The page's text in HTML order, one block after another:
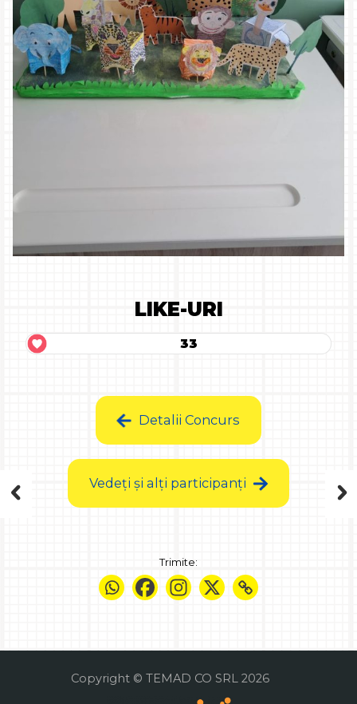
LIKE-URI
33
Detalii Concurs
Vedeți și alți participanți
Trimite:
Copyright © TEMAD CO SRL 2026